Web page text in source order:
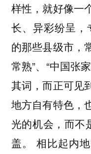
样性，就好像一
长、异彩纷呈
的那些县级市，
常熟”、“中国张
其词，而正可见
地方自有特色，
光的机会，而不
盖。 相比起内